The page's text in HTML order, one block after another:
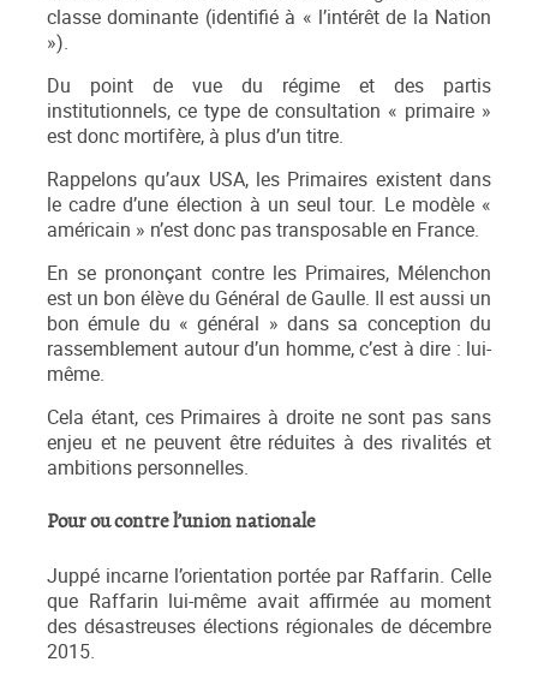
classe dominante (identifié à « l’intérêt de la Nation
»).
Du point de vue du régime et des partis
institutionnels, ce type de consultation « primaire »
est donc mortifère, à plus d’un titre.
Rappelons qu’aux USA, les Primaires existent dans
le cadre d’une élection à un seul tour. Le modèle «
américain » n’est donc pas transposable en France.
En se prononçant contre les Primaires, Mélenchon
est un bon élève du Général de Gaulle. Il est aussi un
bon émule du « général » dans sa conception du
rassemblement autour d’un homme, c’est à dire : lui-
même.
Cela étant, ces Primaires à droite ne sont pas sans
enjeu et ne peuvent être réduites à des rivalités et
ambitions personnelles.
Pour ou contre l’union nationale
Juppé incarne l’orientation portée par Raffarin. Celle
que Raffarin lui-même avait affirmée au moment
des désastreuses élections régionales de décembre
2015.